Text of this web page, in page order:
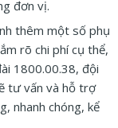
đơn vị.
thêm một số phụ
rõ chi phí cụ thể,
1800.00.38, đội
tư vấn và hỗ trợ
nhanh chóng, kể